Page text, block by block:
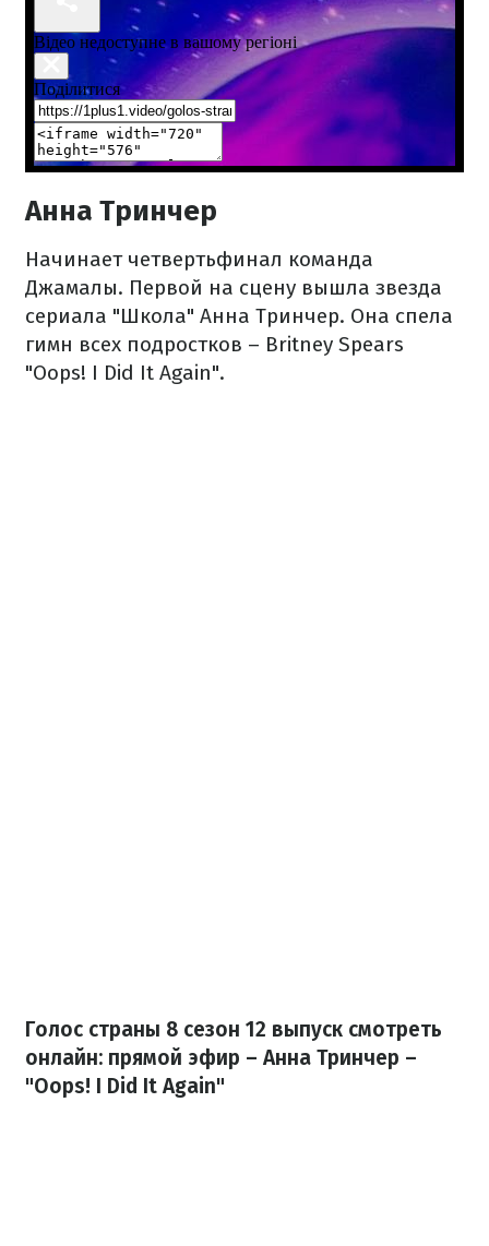
Анна Тринчер
Начинает четвертьфинал команда
Джамалы. Первой на сцену вышла звезда
сериала "Школа" Анна Тринчер. Она спела
гимн всех подростков – Britney Spears
"Oops! I Did It Again".
Голос страны 8 сезон 12 выпуск смотреть
онлайн: прямой эфир – Анна Тринчер –
"Oops! I Did It Again"